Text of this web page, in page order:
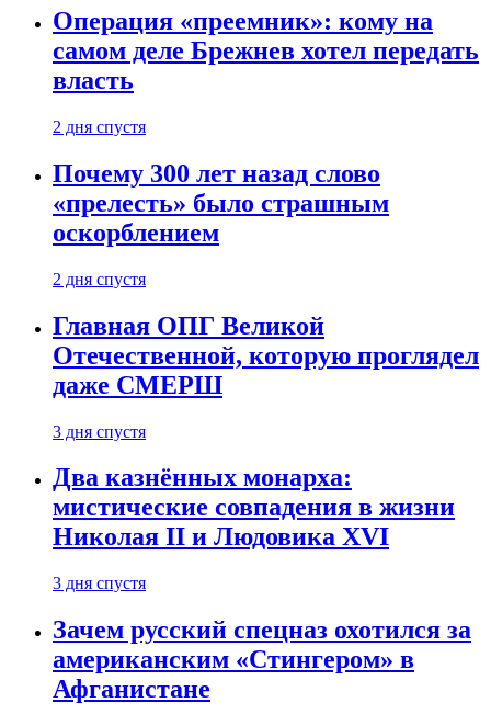
Операция «преемник»: кому на
самом деле Брежнев хотел передать
власть
2 дня спустя
Почему 300 лет назад слово
«прелесть» было страшным
оскорблением
2 дня спустя
Главная ОПГ Великой
Отечественной, которую проглядел
даже СМЕРШ
3 дня спустя
Два казнённых монарха:
мистические совпадения в жизни
Николая II и Людовика XVI
3 дня спустя
Зачем русский спецназ охотился за
американским «Стингером» в
Афганистане